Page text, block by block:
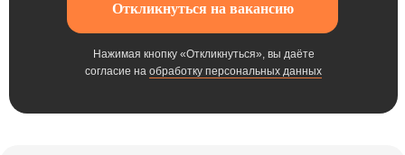
Откликнуться на вакансию
Нажимая кнопку «Откликнуться», вы даёте
согласие на обработку персональных данных